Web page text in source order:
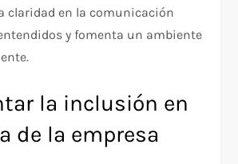
claridad en la comunicación
y fomenta un ambiente
la inclusión en
de la empresa